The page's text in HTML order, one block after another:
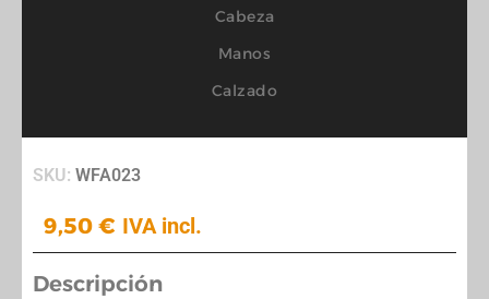
Cabeza
Manos
Calzado
SKU: WFA023
9,50 € IVA incl.
Descripción